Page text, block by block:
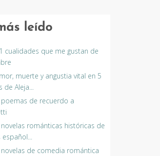
leído
cualidades que me gustan de
muerte y angustia vital en 5
de Aleja...
poemas de recuerdo a
novelas románticas históricas de
novelas de comedia romántica